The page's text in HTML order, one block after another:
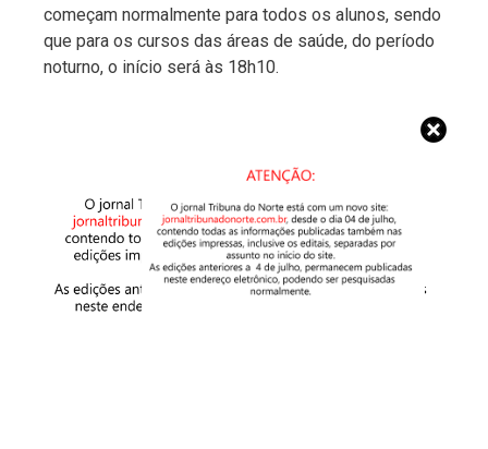
começam normalmente para todos os alunos, sendo
que para os cursos das áreas de saúde, do período
noturno, o início será às 18h10.